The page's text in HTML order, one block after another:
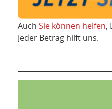
Auch Sie können helfen,
Jeder Betrag hilft uns.